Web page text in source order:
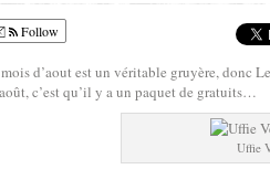
Follow
d’aout est un véritable gruyère, donc
c’est qu’il y a un paquet de gratuits…
Uffie